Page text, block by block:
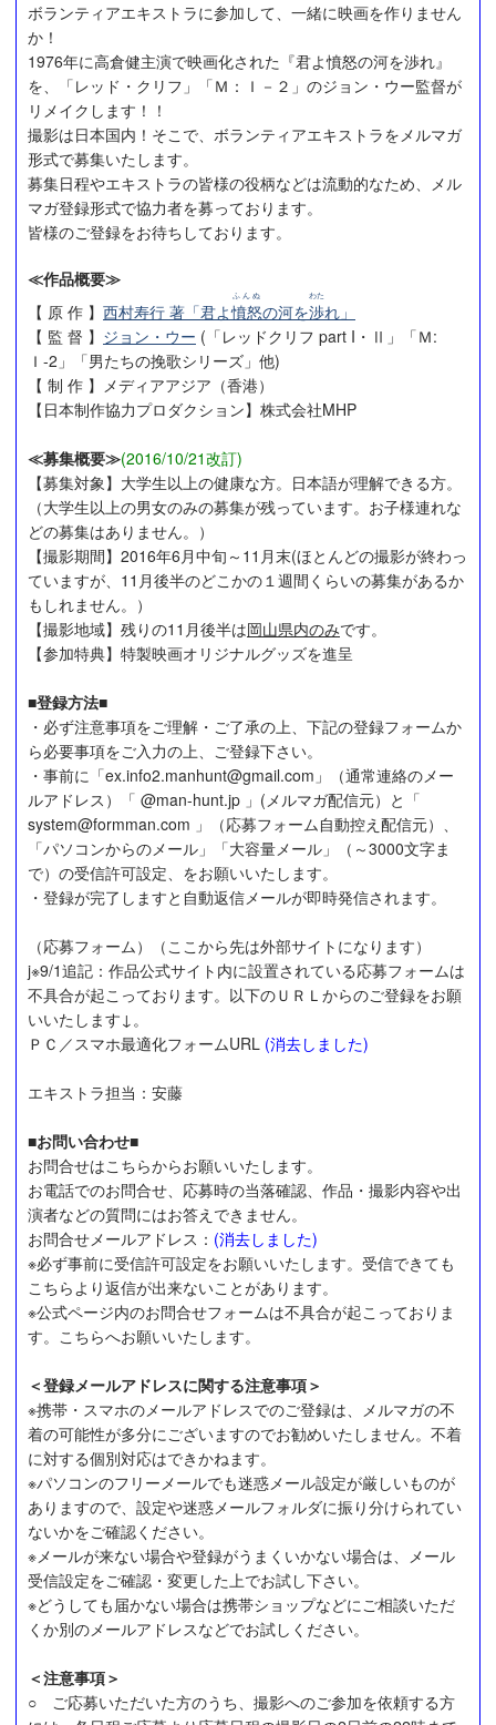
ボランティアエキストラに参加して、一緒に映画を作りません
か！
1976年に高倉健主演で映画化された『君よ憤怒の河を渉れ』
を、「レッド・クリフ」「Ｍ：Ｉ－２」のジョン・ウー監督が
リメイクします！！
撮影は日本国内！そこで、ボランティアエキストラをメルマガ
形式で募集いたします。
募集日程やエキストラの皆様の役柄などは流動的なため、メル
マガ登録形式で協力者を募っております。
皆様のご登録をお待ちしております。
≪作品概要≫
【 原 作 】 西村寿行 著「君よ憤怒
ふんぬ
の河を渉
わた
れ」
【 監 督 】 ジョン・ウー (「レッドクリフ part I・Ⅱ」「Ｍ:
Ｉ-2」「男たちの挽歌シリーズ」他)
【 制 作 】メディアアジア（香港）
【日本制作協力プロダクション】株式会社MHP
≪募集概要≫(2016/10/21改訂)
【募集対象】大学生以上の健康な方。日本語が理解できる方。
（大学生以上の男女のみの募集が残っています。お子様連れな
どの募集はありません。）
【撮影期間】2016年6月中旬～11月末(ほとんどの撮影が終わっ
ていますが、11月後半のどこかの１週間くらいの募集があるか
もしれません。）
【撮影地域】残りの11月後半は岡山県内のみです。
【参加特典】特製映画オリジナルグッズを進呈
■登録方法■
・必ず注意事項をご理解・ご了承の上、下記の登録フォームか
ら必要事項をご入力の上、ご登録下さい。
・事前に「ex.info2.manhunt@gmail.com」（通常連絡のメー
ルアドレス）「 @man-hunt.jp 」(メルマガ配信元）と「
system@formman.com 」（応募フォーム自動控え配信元）、
「パソコンからのメール」「大容量メール」（～3000文字ま
で）の受信許可設定、をお願いいたします。
・登録が完了しますと自動返信メールが即時発信されます。
（応募フォーム）（ここから先は外部サイトになります）
j※9/1追記：作品公式サイト内に設置されている応募フォームは
不具合が起こっております。以下のＵＲＬからのご登録をお願
いいたします↓。
ＰＣ／スマホ最適化フォームURL (消去しました)
エキストラ担当：安藤
■お問い合わせ■
お問合せはこちらからお願いいたします。
お電話でのお問合せ、応募時の当落確認、作品・撮影内容や出
演者などの質問にはお答えできません。
お問合せメールアドレス： (消去しました)
※必ず事前に受信許可設定をお願いいたします。受信できても
こちらより返信が出来ないことがあります。
※公式ページ内のお問合せフォームは不具合が起こっておりま
す。こちらへお願いいたします。
＜登録メールアドレスに関する注意事項＞
※携帯・スマホのメールアドレスでのご登録は、メルマガの不
着の可能性が多分にございますのでお勧めいたしません。不着
に対する個別対応はできかねます。
※パソコンのフリーメールでも迷惑メール設定が厳しいものが
ありますので、設定や迷惑メールフォルダに振り分けられてい
ないかをご確認ください。
※メールが来ない場合や登録がうまくいかない場合は、メール
受信設定をご確認・変更した上でお試し下さい。
※どうしても届かない場合は携帯ショップなどにご相談いただ
くか別のメールアドレスなどでお試しください。
＜注意事項＞
○ ご応募いただいた方のうち、撮影へのご参加を依頼する方